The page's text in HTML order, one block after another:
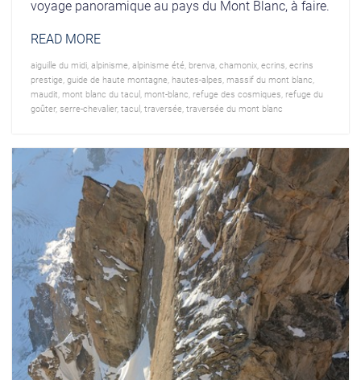
voyage panoramique au pays du Mont Blanc, à faire.
READ MORE
aiguille du midi, alpinisme, alpinisme été, brenva chamonix, ecrins ecrins
prestige, guide de haute montagne, hautes-alpes massif du mont blanc
maudit mont blanc du tacul, mont-blanc refuge des cosmiques refuge du
goûter, serre-chevalier, tacul, traversée, traversée du mont blanc